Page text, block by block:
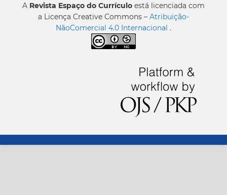
A Revista Espaço do Currículo está licenciada com
a Licença Creative Commons – Atribuição-
NãoComercial 4.0 Internacional .